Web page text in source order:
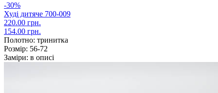
-30%
Худі дитяче 700-009
220.00 грн.
154.00 грн.
Полотно: тринитка
Розмір: 56-72
Заміри: в описі